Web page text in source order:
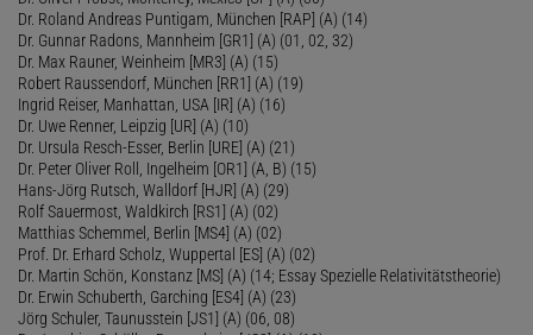
Dr. Roland Andreas Puntigam, München [RAP] (A) (14)
Dr. Gunnar Radons, Mannheim [GR1] (A) (01, 02, 32)
Dr. Max Rauner, Weinheim [MR3] (A) (15)
Robert Raussendorf, München [RR1] (A) (19)
Ingrid Reiser, Manhattan, USA [IR] (A) (16)
Dr. Uwe Renner, Leipzig [UR] (A) (10)
Dr. Ursula Resch-Esser, Berlin [URE] (A) (21)
Dr. Peter Oliver Roll, Ingelheim [OR1] (A, B) (15)
Hans-Jörg Rutsch, Walldorf [HJR] (A) (29)
Rolf Sauermost, Waldkirch [RS1] (A) (02)
Matthias Schemmel, Berlin [MS4] (A) (02)
Prof. Dr. Erhard Scholz, Wuppertal [ES] (A) (02)
Dr. Martin Schön, Konstanz [MS] (A) (14; Essay Spezielle Relativitätstheorie)
Dr. Erwin Schuberth, Garching [ES4] (A) (23)
Jörg Schuler, Taunusstein [JS1] (A) (06, 08)